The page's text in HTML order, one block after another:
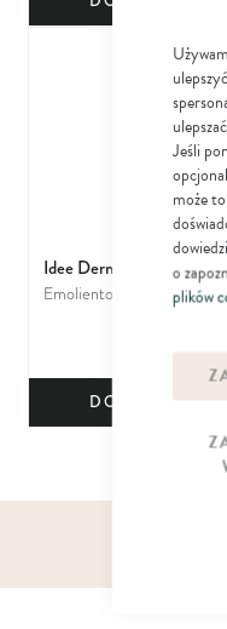
Jeśli
może
o
plików
Idee Derm
Emolientowy Balsam do
łuszczycowymi i AZS
DO KOSZYKA